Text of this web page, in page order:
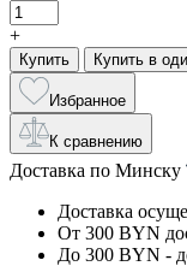
+
Купить Купить в
Избранное
К сравнению
Доставка по Минску
Доставка
От 300 BYN
До 300 BYN -